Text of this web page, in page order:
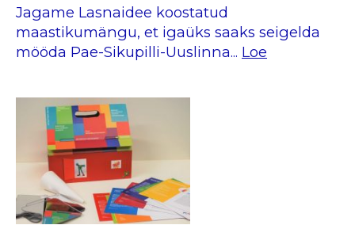
Jagame Lasnaidee koostatud
maastikumängu, et igaüks saaks seigelda
mööda Pae-Sikupilli-Uuslinna... Loe